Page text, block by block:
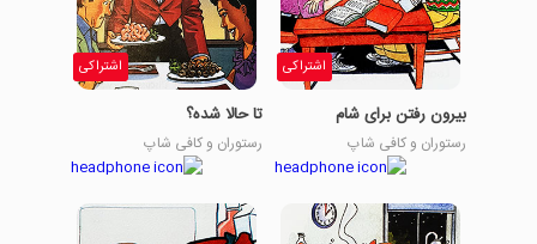
اشتراکی
بیرون رفتن برای شام
رستوران و کافی شاپ
اشتراکی
تا حالا شده؟
رستوران و کافی شاپ